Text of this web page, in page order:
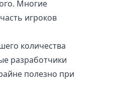
Многие
игроков
количества
разработчики
полезно при